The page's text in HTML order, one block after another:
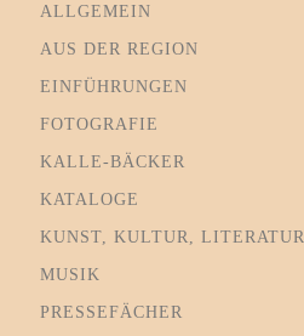
ALLGEMEIN
AUS DER REGION
EINFÜHRUNGEN
FOTOGRAFIE
KALLE-BÄCKER
KATALOGE
KUNST, KULTUR, LITERATUR
MUSIK
PRESSEFÄCHER